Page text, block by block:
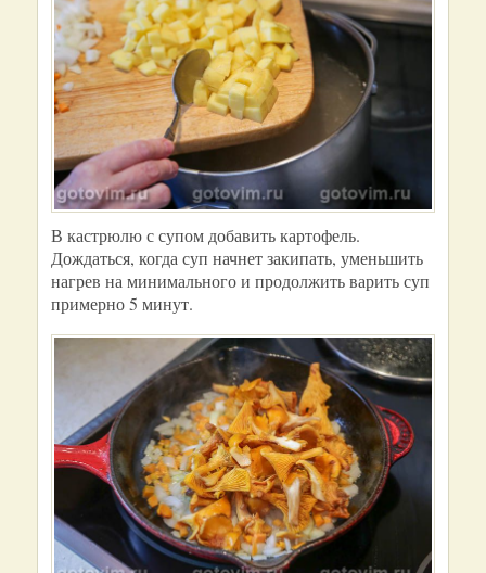
В кастрюлю с супом добавить картофель.
Дождаться, когда суп начнет закипать, уменьшить
нагрев на минимального и продолжить варить суп
примерно 5 минут.